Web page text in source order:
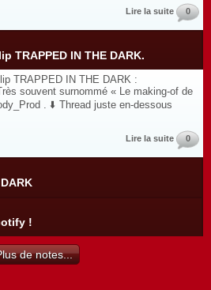
Lire la suite 0
TRAPPED IN THE DARK.
TRAPPED IN THE DARK :
souvent surnommé « Le making-of de
. ⬇️ Thread juste en-dessous
Lire la suite 0
!
de notes...